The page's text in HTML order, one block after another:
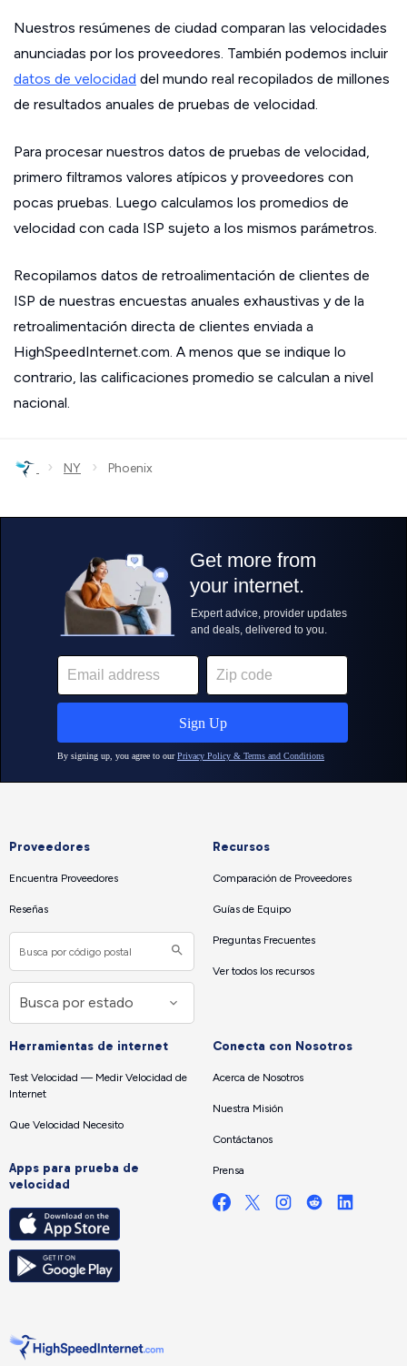
Nuestros resúmenes de ciudad comparan las velocidades
anunciadas por los proveedores. También podemos incluir
datos de velocidad del mundo real recopilados de millones
de resultados anuales de pruebas de velocidad.
Para procesar nuestros datos de pruebas de velocidad,
primero filtramos valores atípicos y proveedores con
pocas pruebas. Luego calculamos los promedios de
velocidad con cada ISP sujeto a los mismos parámetros.
Recopilamos datos de retroalimentación de clientes de
ISP de nuestras encuestas anuales exhaustivas y de la
retroalimentación directa de clientes enviada a
HighSpeedInternet.com. A menos que se indique lo
contrario, las calificaciones promedio se calculan a nivel
nacional.
› NY › Phoenix
Proveedores
Encuentra Proveedores
Reseñas
Recursos
Comparación de Proveedores
Guías de Equipo
Preguntas Frecuentes
Ver todos los recursos
Herramientas de internet
Test Velocidad — Medir Velocidad de
Internet
Que Velocidad Necesito
Apps para prueba de
velocidad
Conecta con Nosotros
Acerca de Nosotros
Nuestra Misión
Contáctanos
Prensa